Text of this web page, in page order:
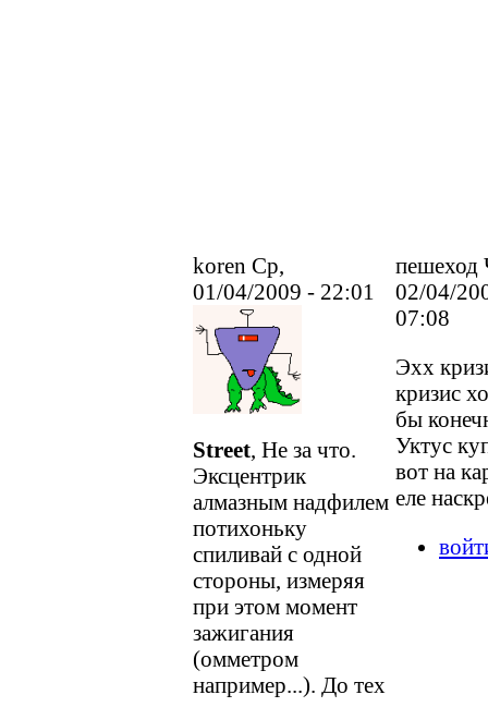
koren Ср,
01/04/2009 - 22:01
Street, Не за что.
Эксцентрик
алмазным надфилем
потихоньку
спиливай с одной
стороны, измеряя
при этом момент
зажигания
(омметром
например...). До тех
пешеход
02/04/
07:08
Эхх
кризис
бы
Уктус
вот на
еле